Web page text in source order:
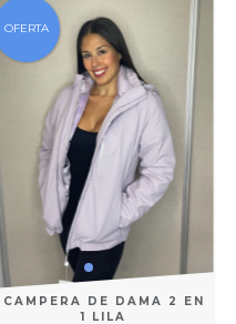
OFERTA
CAMPERA DE DAMA 2 EN
1 LILA